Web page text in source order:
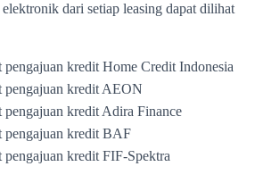
dari setiap leasing dapat dilihat
pengajuan kredit Home Credit Indonesia
pengajuan kredit AEON
pengajuan kredit Adira Finance
pengajuan kredit BAF
pengajuan kredit FIF-Spektra